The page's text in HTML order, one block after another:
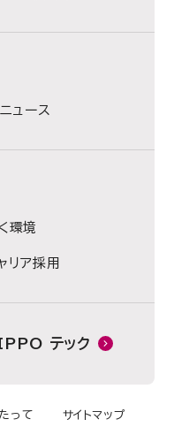
ュース
環境
リア採用
テック
って サイトマップ